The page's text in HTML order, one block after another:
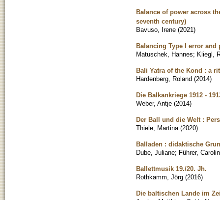
Balance of power across
seventh century)
Bavuso, Irene (2021)
Balancing Type I error
Matuschek, Hannes; Kliegl,
Bali Yatra of the Kond : a
Hardenberg, Roland (2014)
Die Balkankriege 1912 -
Weber, Antje (2014)
Der Ball und die Welt :
Thiele, Martina (2020)
Balladen : didaktische
Dube, Juliane; Führer, Carolin
Ballettmusik 19./20. Jh.
Rothkamm, Jörg (2016)
Die baltischen Lande im